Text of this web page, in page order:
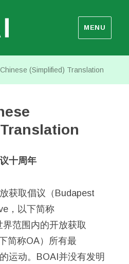
MENU
(Simplified) Translation
十周年
获取倡议（Budapest
，以下简称
范围内的开放获取
简称OA）所有最
运动。BOAI并没有发明